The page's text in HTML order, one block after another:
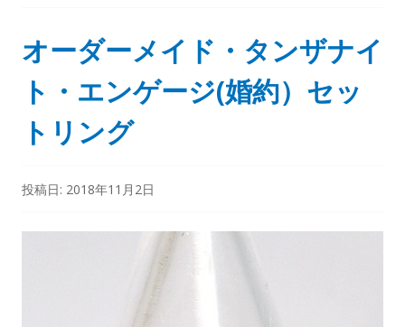
オーダーメイド・タンザナイ
ト・エンゲージ(婚約）セッ
トリング
投稿日: 2018年11月2日